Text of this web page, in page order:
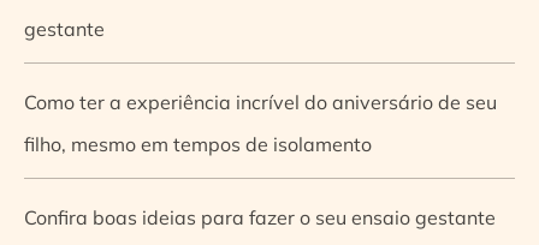
gestante
Como ter a experiência incrível do aniversário de seu
filho, mesmo em tempos de isolamento
Confira boas ideias para fazer o seu ensaio gestante